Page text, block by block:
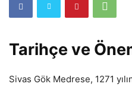
Tarihçe ve
Sivas Gök Medrese, 1271